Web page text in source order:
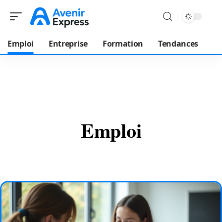
Emploi Entreprise Formation Tendances
Emploi